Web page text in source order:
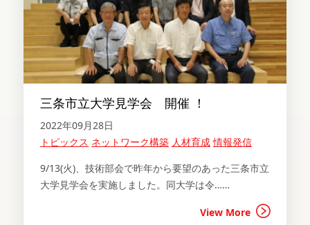
三条市立大学見学会 開催 ！
2022年09月28日
トピックス ネットワーク構築 人材育成 情報発信
9/13(火)、技術部会で昨年から要望のあった三条市立
大学見学会を実施しました。同大学は令……
View More